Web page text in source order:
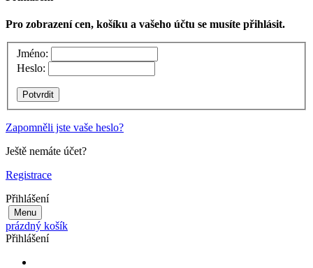
Pro zobrazení cen, košíku a vašeho účtu se musíte přihlásit.
Jméno:
Heslo:
Zapomněli jste vaše heslo?
Ještě nemáte účet?
Registrace
Přihlášení
Menu
prázdný košík
Přihlášení